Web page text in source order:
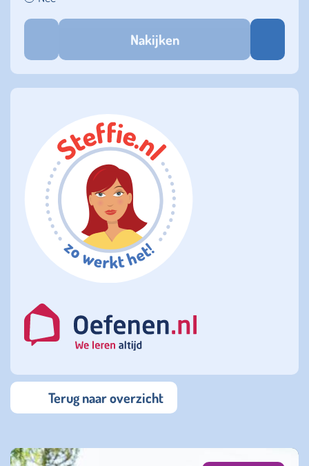
Nakijken
Terug naar overzicht